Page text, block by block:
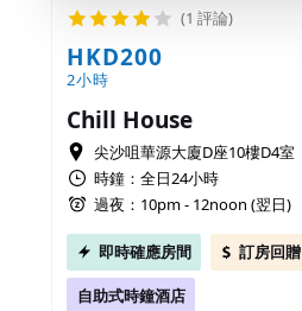
(1 評論)
HKD200
2小時
Chill House
尖沙咀華源大廈D座10樓D4室
時鐘：全日24小時
過夜：10pm - 12noon (翌日)
即時確應房間 訂房回贈
自助式時鐘酒店